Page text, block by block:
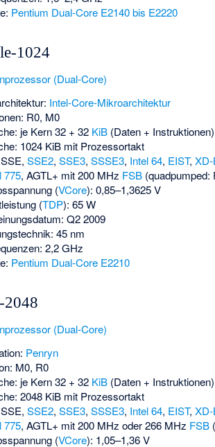
Pentium Dual-Core E2140 bis E2220
1024
(Dual-Core)
Intel-Core-Mikroarchitektur
R0, M0
je Kern 32 + 32 KiB(Daten + Instruktionen)
1024 KiB mit Prozessortakt
SSE, SSE2, SSE3, SSSE3, Intel 64, EIST,
775, AGTL+ mit 200 MHz FSB(quadpumped:
(VCore): 0,85–1,3625 V
(TDP): 65 W
Q2 2009
45 nm
2,2 GHz
Pentium Dual-Core E2210
2048
(Dual-Core)
Penryn
M0, R0
je Kern 32 + 32 KiB(Daten + Instruktionen)
2048 KiB mit Prozessortakt
SSE, SSE2, SSE3, SSSE3, Intel 64, EIST,
775, AGTL+ mit 200 MHz oder 266 MHz FSB
(VCore): 1,05–1,36 V